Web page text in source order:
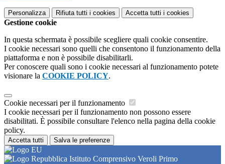
Personalizza Rifiuta tutti i cookies Accetta tutti i cookies
Gestione cookie
In questa schermata è possibile scegliere quali cookie consentire.
I cookie necessari sono quelli che consentono il funzionamento della
piattaforma e non è possibile disabilitarli.
Per conoscere quali sono i cookie necessari al funzionamento potete
visionare la COOKIE POLICY.
Cookie necessari per il funzionamento
I cookie necessari per il funzionamento non possono essere
disabilitati. È possibile consultare l'elenco nella pagina della cookie
policy.
Accetta tutti Salva le preferenze
Istituto Comprensivo Veroli Primo